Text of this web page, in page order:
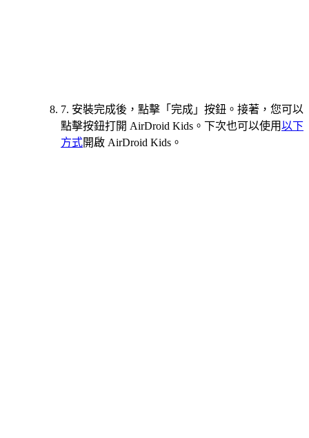
7. 安裝完成後，點擊「完成」按鈕。接著，您可以
點擊按鈕打開 AirDroid Kids。下次也可以使用以下
方式開啟 AirDroid Kids。